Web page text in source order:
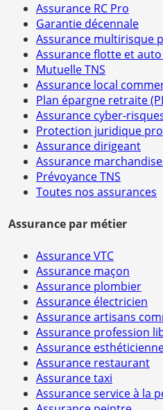
Assurance RC Pro
Garantie décennale
Assurance multirisque
Assurance flotte et
Mutuelle TNS
Assurance local
Plan épargne retraite
Assurance cyber-
Protection juridique
Assurance dirigeant
Assurance
Prévoyance TNS
Toutes nos assurances
Assurance par métier
Assurance VTC
Assurance maçon
Assurance plombier
Assurance électricien
Assurance artisans
Assurance profession
Assurance
Assurance restaurant
Assurance taxi
Assurance service à la